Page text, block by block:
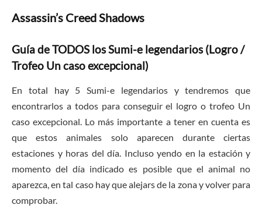
Assassin’s Creed Shadows
Guía de TODOS los Sumi-e legendarios (Logro /
Trofeo Un caso excepcional)
En total hay 5 Sumi-e legendarios y tendremos que
encontrarlos a todos para conseguir el logro o trofeo Un
caso excepcional. Lo más importante a tener en cuenta es
que estos animales solo aparecen durante ciertas
estaciones y horas del día. Incluso yendo en la estación y
momento del día indicado es posible que el animal no
aparezca, en tal caso hay que alejars de la zona y volver para
comprobar.